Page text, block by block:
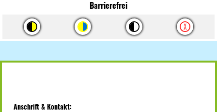
Barrierefrei
Anschrift & Kontakt: